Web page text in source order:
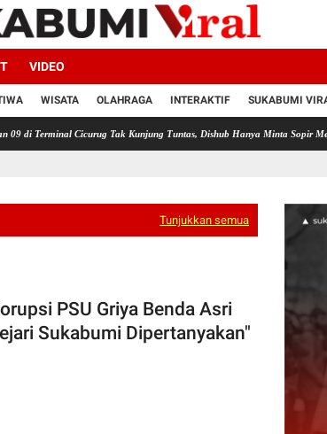
VIDEO
WISATA OLAHRAGA INTERAKTIF SUKABUMI
Cicurug Tak Kunjung Tuntas, Dishub Hanya Minta Sopir Menahan Diri,
Tunjukkan semua
PSU Griya Benda Asri
Sukabumi Dipertanyakan"